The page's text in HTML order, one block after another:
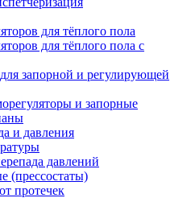
для тёплого пола
для тёплого пола с
запорной и регулирующей
и запорные
и давления
давлений
(прессостаты)
протечек